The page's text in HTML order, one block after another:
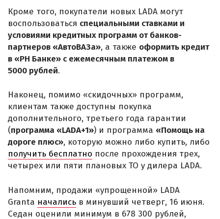
Кроме того, покупатели новых LADA могут
воспользоваться специальными ставками и
условиями кредитных программ от банков-
партнеров «АвтоВАЗа», а также оформить кредит
в «РН Банке» с ежемесячным платежом в
5000 рублей.
Наконец, помимо «скидочных» программ,
клиентам также доступны покупка
дополнительного, третьего года гарантии
(программа «LADA+1») и программа «Помощь на
дороге плюс», которую можно либо купить, либо
получить бесплатно после прохождения трех,
четырех или пяти плановых ТО у дилера LADA.
Напомним, продажи «упрощенной» LADA
Granta начались в минувший четверг, 16 июня.
Седан оценили минимум в 678 300 рублей,